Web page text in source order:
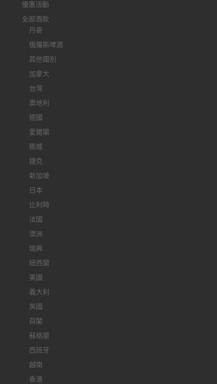
優惠活動
全部酒款
丹麥
俄羅斯啤酒
其他國別
加拿大
台灣
奧地利
德國
愛爾蘭
挪威
捷克
新加坡
日本
比利時
法國
澳洲
瑞典
紐西蘭
美國
義大利
英國
荷蘭
蘇格蘭
西班牙
越南
香港